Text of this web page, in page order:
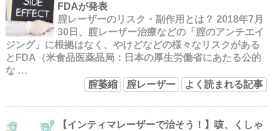
FDAが発表
腟レーザーのリスク・副作用とは？ 2018年7月
30日、腟レーザー治療などの「腟のアンチエイ
ジング」に根拠はなく、やけどなどの様々なリスクがある
とFDA（米食品医薬品局：日本の厚生労働省にあたる公的
な …
腟萎縮
腟レーザー よく読まれる記事
【インティマレーザーで治そう！】咳、くしゃ